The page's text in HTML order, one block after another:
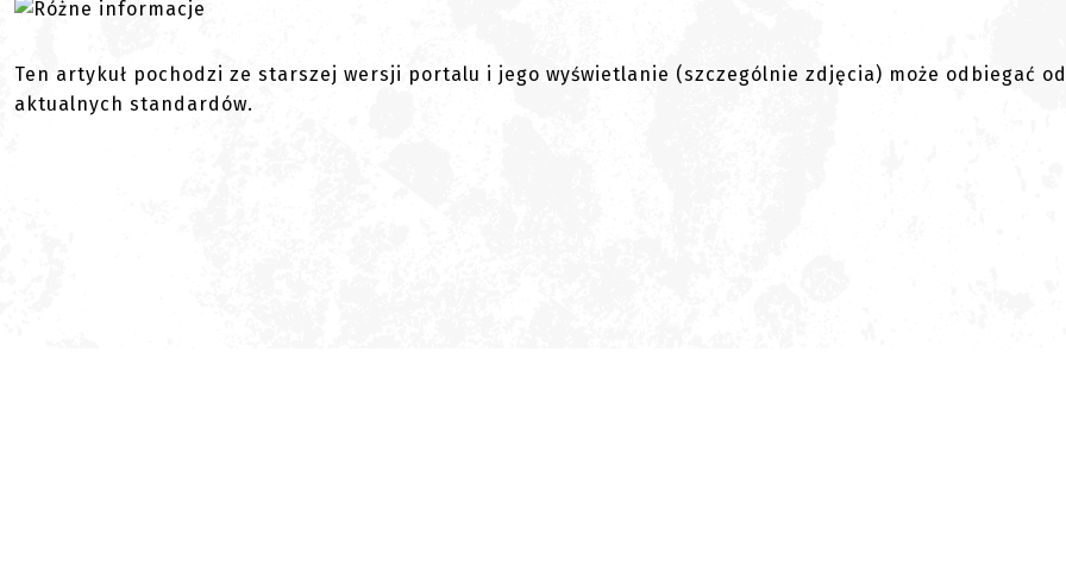
Ten artykuł pochodzi ze starszej wersji portalu i jego wyświetlanie (szczególnie zdjęcia) może odbiegać od
aktualnych standardów.